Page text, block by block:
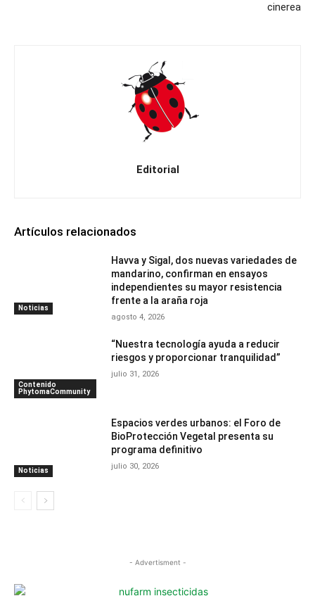
cinerea
Editorial
Artículos relacionados
Noticias
Havva y Sigal, dos nuevas variedades de
mandarino, confirman en ensayos
independientes su mayor resistencia
frente a la araña roja
agosto 4, 2026
Contenido
PhytomaCommunity
“Nuestra tecnología ayuda a reducir
riesgos y proporcionar tranquilidad”
julio 31, 2026
Noticias
Espacios verdes urbanos: el Foro de
BioProtección Vegetal presenta su
programa definitivo
julio 30, 2026
- Advertisment -